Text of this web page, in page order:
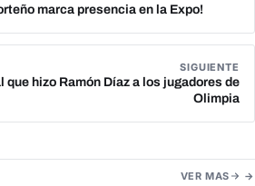
marca presencia en la Expo!
SIGUIENTE
que hizo Ramón Díaz a los jugadores de
Olimpia
VER MAS